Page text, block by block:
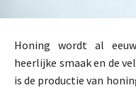
Honing wordt al
heerlijke smaak en de
is de productie van